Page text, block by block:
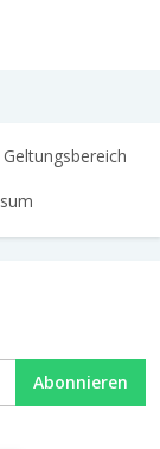
Geltungsbereich
Abonnieren